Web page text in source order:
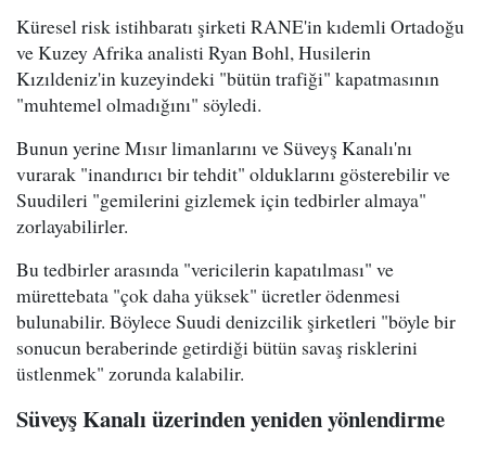
Küresel risk istihbaratı şirketi RANE'in kıdemli Ortadoğu
ve Kuzey Afrika analisti Ryan Bohl, Husilerin
Kızıldeniz'in kuzeyindeki "bütün trafiği" kapatmasının
"muhtemel olmadığını" söyledi.
Bunun yerine Mısır limanlarını ve Süveyş Kanalı'nı
vurarak "inandırıcı bir tehdit" olduklarını gösterebilir ve
Suudileri "gemilerini gizlemek için tedbirler almaya"
zorlayabilirler.
Bu tedbirler arasında "vericilerin kapatılması" ve
mürettebata "çok daha yüksek" ücretler ödenmesi
bulunabilir. Böylece Suudi denizcilik şirketleri "böyle bir
sonucun beraberinde getirdiği bütün savaş risklerini
üstlenmek" zorunda kalabilir.
Süveyş Kanalı üzerinden yeniden yönlendirme